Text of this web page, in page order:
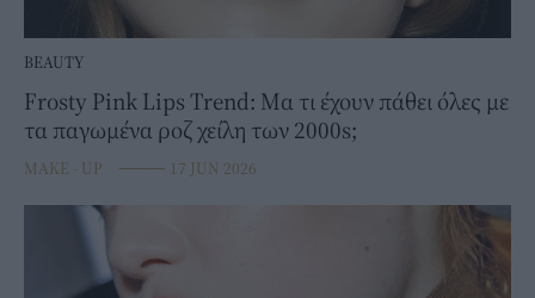
BEAUTY
Frosty Pink Lips Trend: Μα τι έχουν πάθει όλες με
τα παγωμένα ροζ χείλη των 2000s;
MAKE - UP ⸻ 17 JUN 2026